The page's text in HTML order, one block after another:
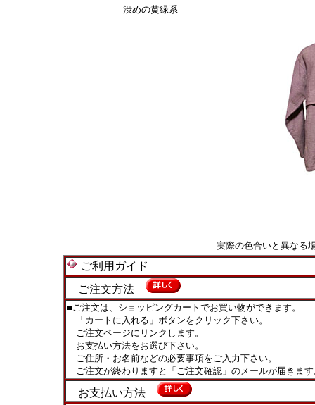
渋めの黄緑系
実際の色合いと異なる
ご利用ガイド
ご注文方法
■ご注文は、ショッピングカートでお買い物ができます。
「カートに入れる」ボタンをクリック下さい。
ご注文ページにリンクします。
お支払い方法をお選び下さい。
ご住所・お名前などの必要事項をご入力下さい。
ご注文が終わりますと「ご注文確認」のメールが届きま
お支払い方法